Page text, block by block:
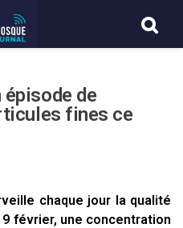
épisode de
fines ce
chaque jour la qualité
février, une concentration